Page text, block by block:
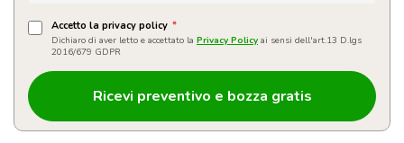
Accetto la privacy policy *
Dichiaro di aver letto e accettato la Privacy Policy ai sensi dell'art.13 D.lgs
2016/679 GDPR